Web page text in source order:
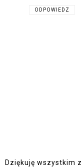
ODPOWIEDZ
Dziękuję wszystkim